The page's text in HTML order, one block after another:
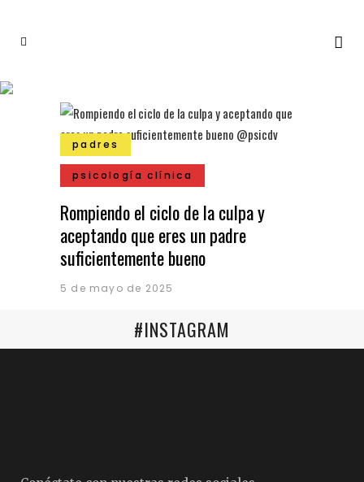
padres
psicología clínica
Rompiendo el ciclo de la culpa y
aceptando que eres un padre
suficientemente bueno
5 de mayo de 2025
#INSTAGRAM